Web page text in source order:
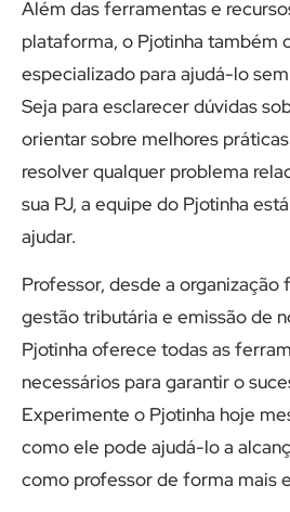
Além das ferramentas e
plataforma, o Pjotinha também
especializado para ajudá-lo
Seja para esclarecer dúvidas
orientar sobre melhores
resolver qualquer problema
sua PJ, a equipe do Pjotinha
ajudar.
Professor, desde a organização
gestão tributária e emissão de
Pjotinha oferece todas as
necessários para garantir o
Experimente o Pjotinha hoje
como ele pode ajudá-lo a
como professor de forma mais